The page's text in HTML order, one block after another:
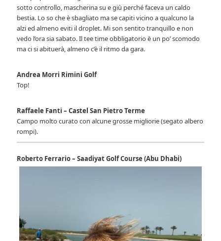
sotto controllo, mascherina su e giù perché faceva un caldo
bestia. Lo so che è sbagliato ma se capiti vicino a qualcuno la
alzi ed almeno eviti il droplet. Mi son sentito tranquillo e non
vedo l’ora sia sabato. Il tee time obbligatorio è un po’ scomodo
ma ci si abituerà, almeno c’è il ritmo da gara.
Andrea Morri Rimini Golf
Top!
Raffaele Fanti – Castel San Pietro Terme
Campo molto curato con alcune grosse migliorie (segato albero
rompi).
Roberto Ferrario– Saadiyat Golf Course (Abu Dhabi)